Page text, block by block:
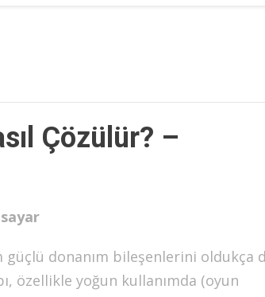
Çözülür? –
donanım bileşenlerini oldukça
özellikle yoğun kullanımda (oyun